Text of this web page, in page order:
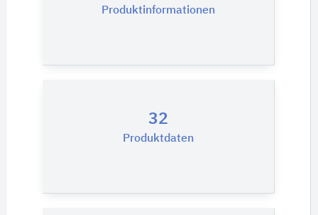
Produktinformationen
32
Produktdaten